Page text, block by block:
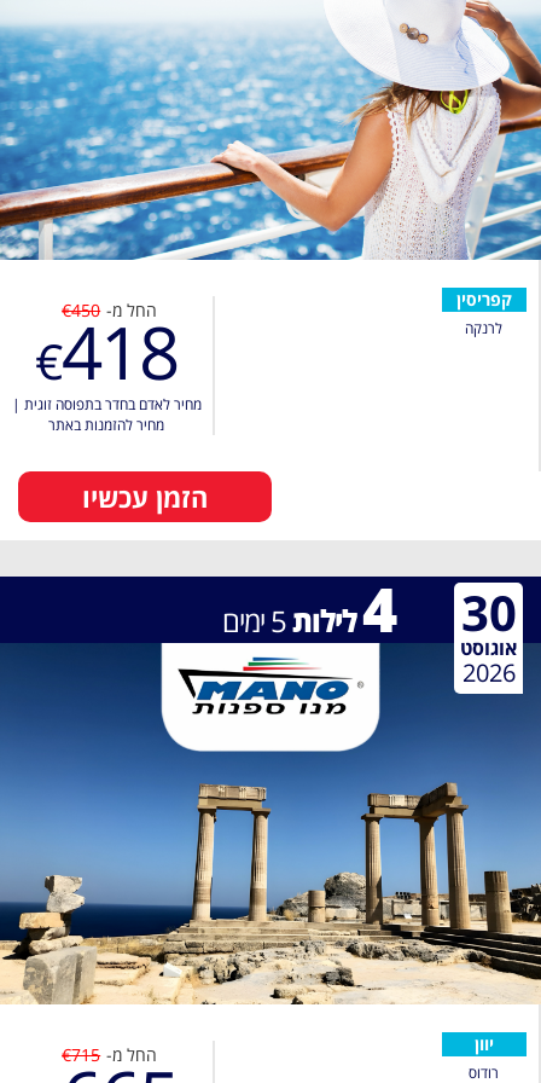
קפריסין
לרנקה
החל מ- €450
€418
מחיר לאדם בחדר בתפוסה זוגית |
מחיר להזמנות באתר
הזמן עכשיו
4לילות5ימים 30
אוגוסט
2026
יוון
רודוס
החל מ- €715